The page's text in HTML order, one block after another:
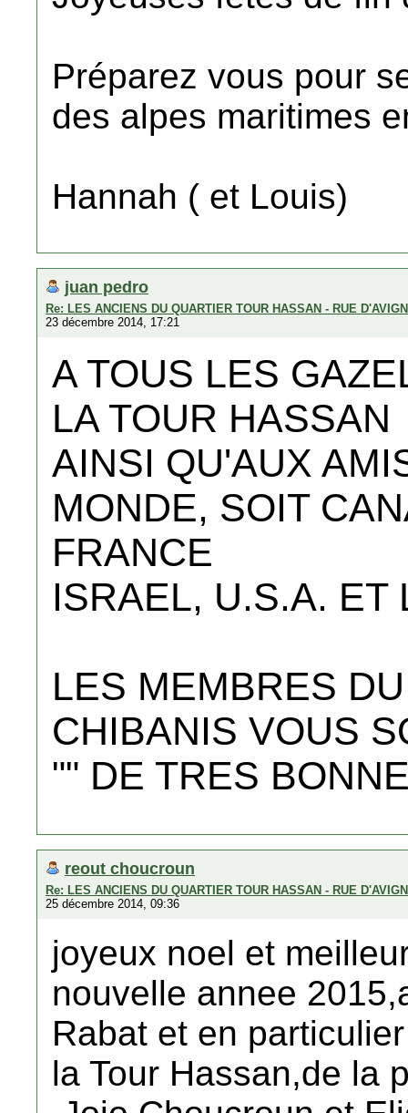
Préparez vous pour
des alpes maritimes
Hannah ( et Louis)
juan pedro
Re: LES ANCIENS DU QUARTIER TOUR HASSAN - RUE
23 décembre 2014, 17:21
A TOUS LES
LA TOUR HASSAN
AINSI QU'AUX
MONDE, SOIT
FRANCE
ISRAEL, U.S.A. ET
LES MEMBRES
CHIBANIS VOUS
"" DE TRES
reout choucroun
Re: LES ANCIENS DU QUARTIER TOUR HASSAN - RUE
25 décembre 2014, 09:36
joyeux noel et
nouvelle annee
Rabat et en
la Tour Hassan,de la